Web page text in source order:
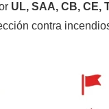
UL, SAA, CB, CE,
contra